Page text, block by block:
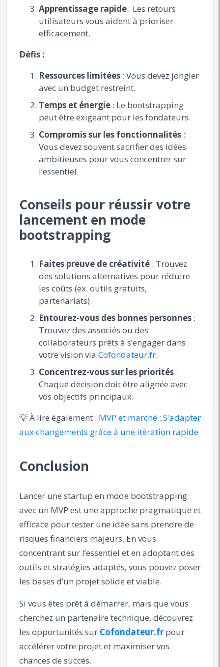
Apprentissage rapide : Les retours
utilisateurs vous aident à prioriser
efficacement.
Défis :
Ressources limitées : Vous devez jongler
avec un budget restreint.
Temps et énergie : Le bootstrapping
peut être exigeant pour les fondateurs.
Compromis sur les fonctionnalités :
Vous devez souvent sacrifier des idées
ambitieuses pour vous concentrer sur
l’essentiel.
Conseils pour réussir votre
lancement en mode
bootstrapping
Faites preuve de créativité : Trouvez
des solutions alternatives pour réduire
les coûts (ex. outils gratuits,
partenariats).
Entourez-vous des bonnes personnes :
Trouvez des associés ou des
collaborateurs prêts à s’engager dans
votre vision via Cofondateur.fr.
Concentrez-vous sur les priorités :
Chaque décision doit être alignée avec
vos objectifs principaux.
💡 À lire également : MVP et marché : S'adapter
aux changements grâce à une itération rapide
Conclusion
Lancer une startup en mode bootstrapping
avec un MVP est une approche pragmatique et
efficace pour tester une idée sans prendre de
risques financiers majeurs. En vous
concentrant sur l’essentiel et en adoptant des
outils et stratégies adaptés, vous pouvez poser
les bases d’un projet solide et viable.
Si vous êtes prêt à démarrer, mais que vous
cherchez un partenaire technique, découvrez
les opportunités sur Cofondateur.fr pour
accélérer votre projet et maximiser vos
chances de succès.